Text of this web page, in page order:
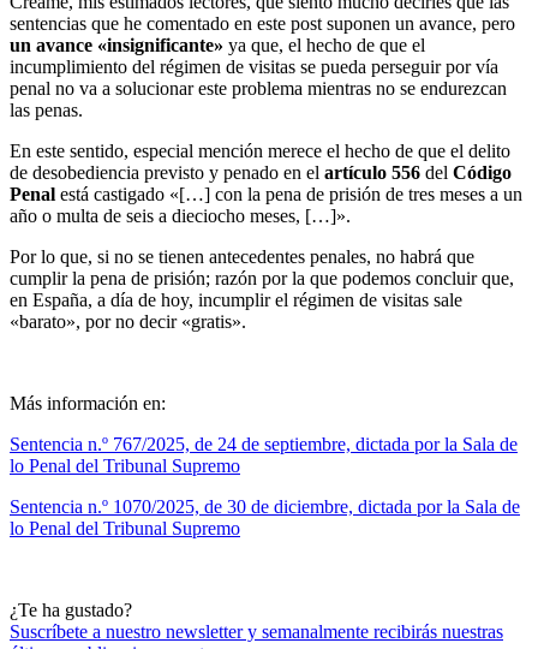
sentencias que he comentado en este post suponen un avance, pero
un avance «insignificante» ya que, el hecho de que el
incumplimiento del régimen de visitas se pueda perseguir por vía
penal no va a solucionar este problema mientras no se endurezcan
las penas.
En este sentido, especial mención merece el hecho de que el delito
de desobediencia previsto y penado en el artículo 556 del Código
Penal está castigado «[…] con la pena de prisión de tres meses a un
año o multa de seis a dieciocho meses, […]».
Por lo que, si no se tienen antecedentes penales, no habrá que
cumplir la pena de prisión; razón por la que podemos concluir que,
en España, a día de hoy, incumplir el régimen de visitas sale
«barato», por no decir «gratis».
Más información en:
Sentencia n.º 767/2025, de 24 de septiembre, dictada por la Sala de
lo Penal del Tribunal Supremo
Sentencia n.º 1070/2025, de 30 de diciembre, dictada por la Sala de
lo Penal del Tribunal Supremo
¿Te ha gustado?
Suscríbete a nuestro newsletter y semanalmente recibirás nuestras